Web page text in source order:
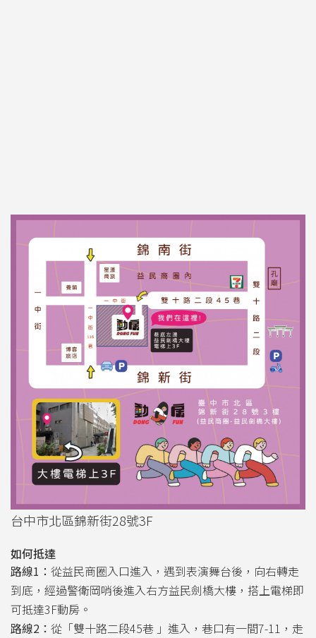
台中市北區錦新街28號3F
如何抵達
路線1： 從益民商圈入口進入，遇到表演舞台後，向右轉走
到底，經過警衛岡哨後進入右方益民劍橋大樓，搭上電梯即
可抵達3F動房。
路線2： 從「雙十路二段45巷 」進入，巷口有一間7-11，走